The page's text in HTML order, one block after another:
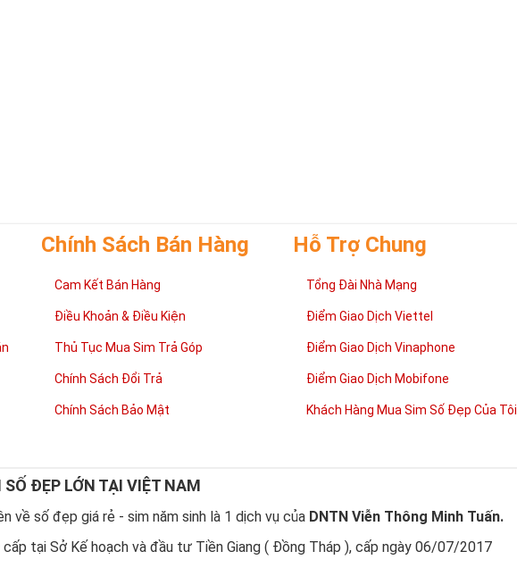
Chính Sách Bán Hàng
Cam Kết Bán Hàng
Điều Khoản & Điều Kiện
Thủ Tục Mua Sim Trả Góp
Chính Sách Đổi Trả
Chính Sách Bảo Mật
Hỗ Trợ Chung
Tổng Đài Nhà Mạng
Điểm Giao Dịch Viettel
Điểm Giao Dịch Vinaphone
Điểm Giao Dịch Mobifone
Khách Hàng Mua Sim Số Đẹp Của Tôi
ĐẸP LỚN TẠI VIỆT NAM
về số đẹp giá rẻ - sim năm sinh là 1 dịch vụ của DNTN Viễn Thông Minh Tuấn.
cấp tại Sở Kế hoạch và đầu tư Tiền Giang ( Đồng Tháp ), cấp ngày 06/07/2017